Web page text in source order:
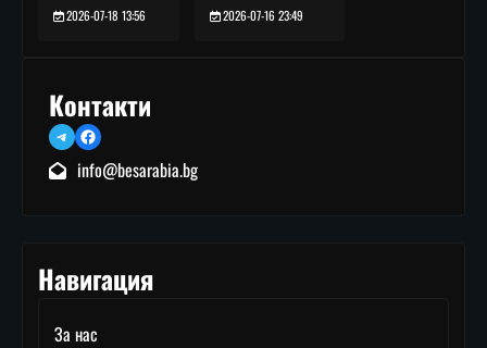
2026-07-18 13:56
2026-07-16 23:49
Контакти
TelegramFacebook
info@besarabia.bg
Навигация
За нас